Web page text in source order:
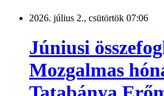
2026. július 2., csütörtök 07:06
Júniusi
Mozgalmas